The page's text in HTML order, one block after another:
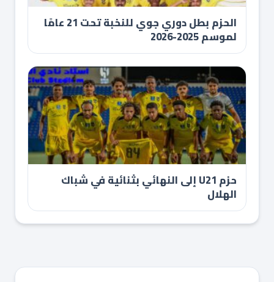
الحزم بطل دوري جوي للنخبة تحت 21 عامًا
لموسم 2025-2026
حزم U21 إلى النهائي بثنائية في شباك
الهلال